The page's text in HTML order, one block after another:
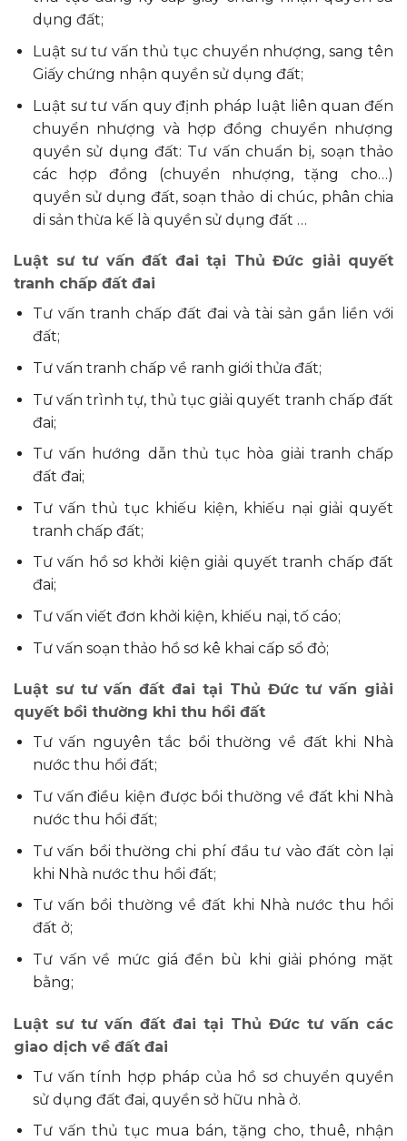
dụng đất;
Luật sư tư vấn thủ tục chuyển nhượng, sang tên
Giấy chứng nhận quyền sử dụng đất;
Luật sư tư vấn quy định pháp luật liên quan đến
chuyển nhượng và hợp đồng chuyển nhượng
quyền sử dụng đất: Tư vấn chuẩn bị, soạn thảo
các hợp đồng (chuyển nhượng, tặng cho…)
quyền sử dụng đất, soạn thảo di chúc, phân chia
di sản thừa kế là quyền sử dụng đất …
Luật sư tư vấn đất đai tại Thủ Đức giải quyết
tranh chấp đất đai
Tư vấn tranh chấp đất đai và tài sản gắn liền với
đất;
Tư vấn tranh chấp về ranh giới thửa đất;
Tư vấn trình tự, thủ tục giải quyết tranh chấp đất
đai;
Tư vấn hướng dẫn thủ tục hòa giải tranh chấp
đất đai;
Tư vấn thủ tục khiếu kiện, khiếu nại giải quyết
tranh chấp đất;
Tư vấn hồ sơ khởi kiện giải quyết tranh chấp đất
đai;
Tư vấn viết đơn khởi kiện, khiếu nại, tố cáo;
Tư vấn soạn thảo hồ sơ kê khai cấp sổ đỏ;
Luật sư tư vấn đất đai tại Thủ Đức tư vấn giải
quyết bồi thường khi thu hồi đất
Tư vấn nguyên tắc bồi thường về đất khi Nhà
nước thu hồi đất;
Tư vấn điều kiện được bồi thường về đất khi Nhà
nước thu hồi đất;
Tư vấn bồi thường chi phí đầu tư vào đất còn lại
khi Nhà nước thu hồi đất;
Tư vấn bồi thường về đất khi Nhà nước thu hồi
đất ở;
Tư vấn về mức giá đền bù khi giải phóng mặt
bằng;
Luật sư tư vấn đất đai tại Thủ Đức tư vấn các
giao dịch về đất đai
Tư vấn tính hợp pháp của hồ sơ chuyển quyền
sử dụng đất đai, quyền sở hữu nhà ở.
Tư vấn thủ tục mua bán, tặng cho, thuê, nhận